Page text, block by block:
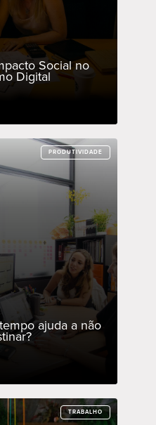
Social no
Digital
PRODUTIVIDADE
ajuda a não
PRODUTIVIDADE
TRABALHO
TRABALHO